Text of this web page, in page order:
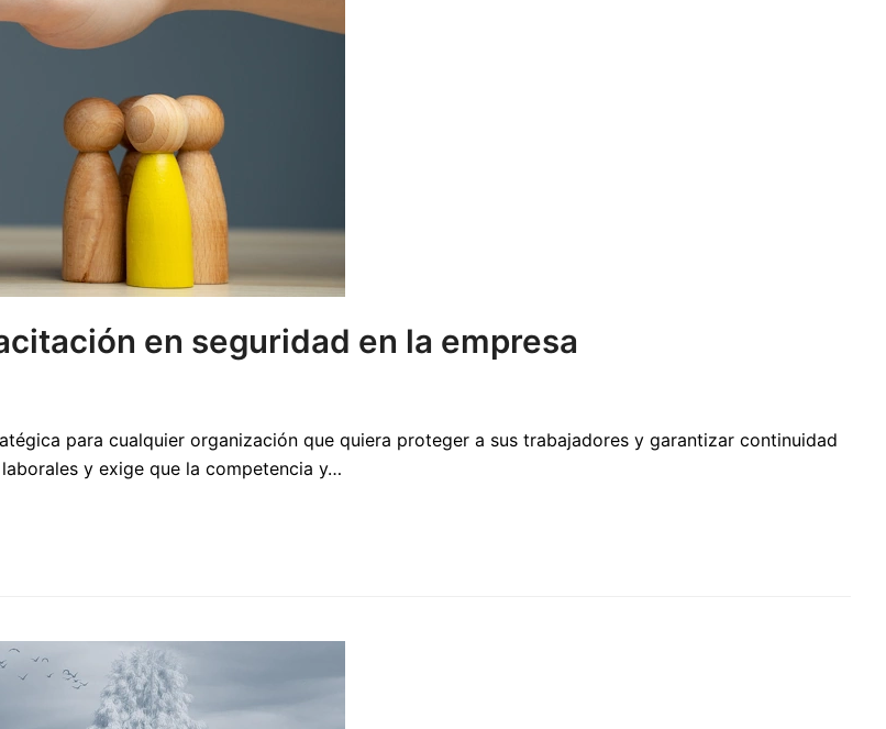
en seguridad en la empresa
para cualquier organización que quiera proteger a sus trabajadores y garantizar continuidad
y exige que la competencia y…